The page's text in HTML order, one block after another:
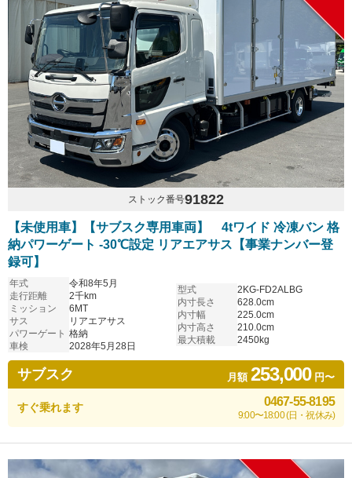
ストック番号91822
【未使用車】【サブスク専用車両】 4tワイド 冷凍バン 格
納パワーゲート -30℃設定 リアエアサス【事業ナンバー登
録可】
年式
令和8年5月
走行距離
2千km
ミッション
6MT
サス
リアエアサス
パワーゲート 格納
車検
2028年5月28日
型式
2KG-FD2ALBG
内寸長さ
628.0cm
内寸幅
225.0cm
内寸高さ
210.0cm
最大積載
2450kg
サブスク 月額253,000円〜
すぐ乗れます 0467-55-8195
9:00〜18:00 (日・祝休み)